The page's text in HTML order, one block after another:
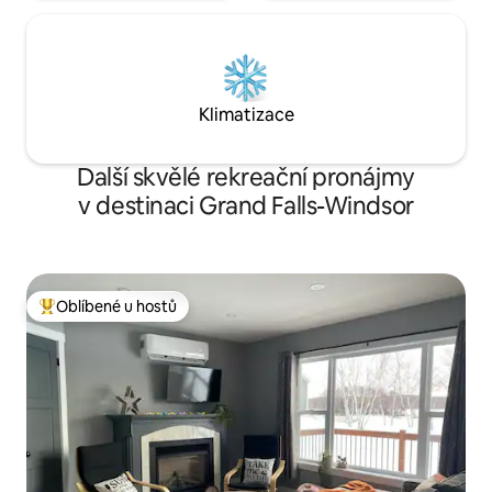
Klimatizace
Další skvělé rekreační pronájmy
v destinaci Grand Falls-Windsor
Nejlepší v kategorii Oblíbené u hostů
Oblíbené u hostů